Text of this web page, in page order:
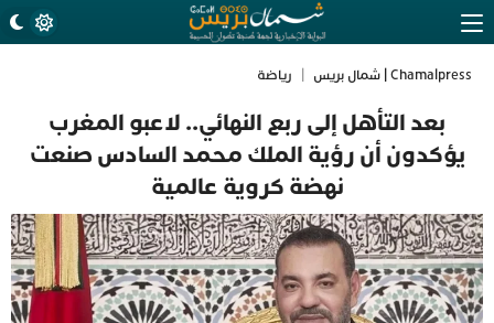
Chamalpress | شمال بريس رياضة
بعد التأهل إلى ربع النهائي.. لاعبو المغرب
يؤكدون أن رؤية الملك محمد السادس صنعت
نهضة كروية عالمية